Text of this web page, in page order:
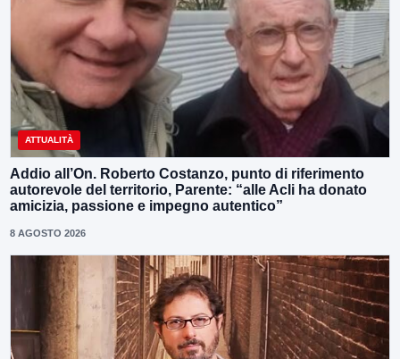
ATTUALITÀ
Addio all’On. Roberto Costanzo, punto di riferimento
autorevole del territorio, Parente: “alle Acli ha donato
amicizia, passione e impegno autentico”
8 AGOSTO 2026